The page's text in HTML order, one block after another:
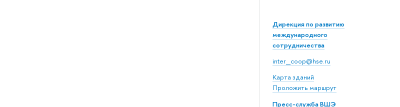
Дирекция по развитию
международного
сотрудничества
inter_coop@hse.ru
Карта зданий
Проложить маршрут
Пресс-служба ВШЭ